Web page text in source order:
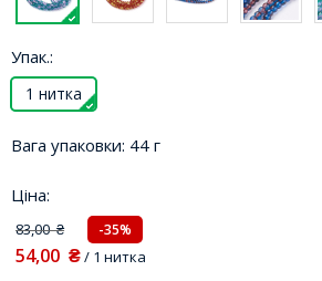
Упак.:
1 нитка
Вага упаковки: 44 г
Ціна:
83,00₴ -35%
54,00 ₴/ 1 нитка